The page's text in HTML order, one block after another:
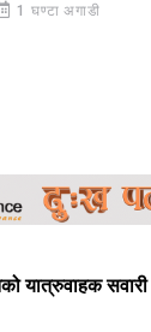
1 घण्टा अगाडी
यात्रुवाहक